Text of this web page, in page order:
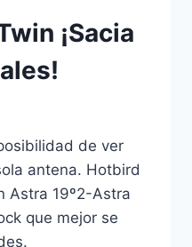
¡Sacia
de ver
antena. Hotbird
Astra 19º2-Astra
que mejor se